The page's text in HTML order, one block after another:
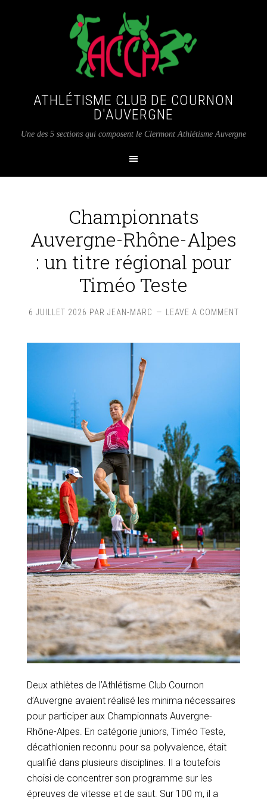
ATHLÉTISME CLUB DE COURNON
D'AUVERGNE
Une des 5 sections qui composent le Clermont Athlétisme Auvergne
Championnats
Auvergne-Rhône-Alpes
: un titre régional pour
Timéo Teste
6 JUILLET 2026 PAR JEAN-MARC LEAVE A COMMENT
Deux athlètes de l’Athlétisme Club Cournon
d’Auvergne avaient réalisé les minima nécessaires
pour participer aux Championnats Auvergne-
Rhône-Alpes. En catégorie juniors, Timéo Teste,
décathlonien reconnu pour sa polyvalence, était
qualifié dans plusieurs disciplines. Il a toutefois
choisi de concentrer son programme sur les
épreuves de vitesse et de saut. Sur 100 m, il a